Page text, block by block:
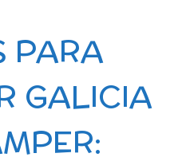
PARA
GALICIA